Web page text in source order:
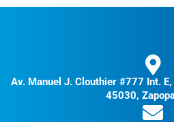
Av. Manuel J. Clouthier #777 Int. E,
45030,